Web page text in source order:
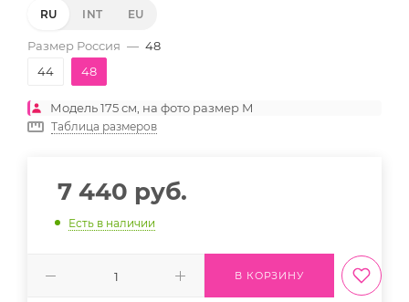
RU INT EU
Размер Россия — 48
44
48
Модель 175 см, на фото размер M
Таблица размеров
7 440 руб.
Есть в наличии
В КОРЗИНУ